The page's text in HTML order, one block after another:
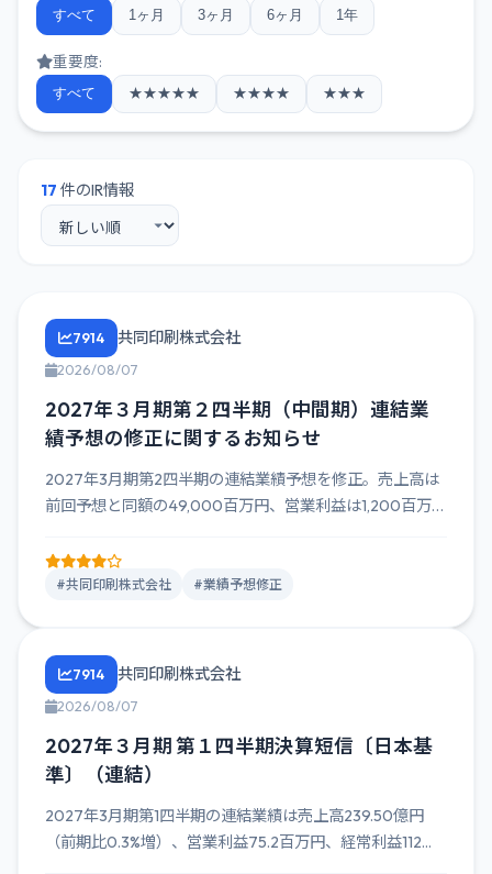
すべて 1ヶ月 3ヶ月 6ヶ月 1年
重要度:
すべて ★★★★★ ★★★★ ★★★
17 件のIR情報
7914 共同印刷株式会社
2026/08/07
2027年３月期第２四半期（中間期）連結業
績予想の修正に関するお知らせ
2027年3月期第2四半期の連結業績予想を修正。売上高は
前回予想と同額の49,000百万円、営業利益は1,200百万円
#共同印刷株式会社 #業績予想修正
7914 共同印刷株式会社
2026/08/07
2027年３月期 第１四半期決算短信〔日本基
準〕（連結）
2027年3月期第1四半期の連結業績は売上高239.50億円
（前期比0.3%増）、営業利益75.2百万円、経常利益112...